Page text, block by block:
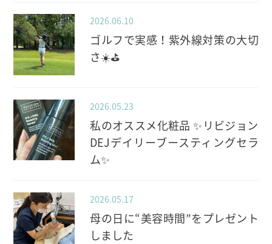
2026.06.10
ゴルフで実感！紫外線対策の大切
さ☀️⛳️
2026.05.23
私のオススメ化粧品 ✨️リビジョン
DEJデイリーブースティングセラ
ム✨️
2026.05.17
母の日に“美容時間”をプレゼント
しました